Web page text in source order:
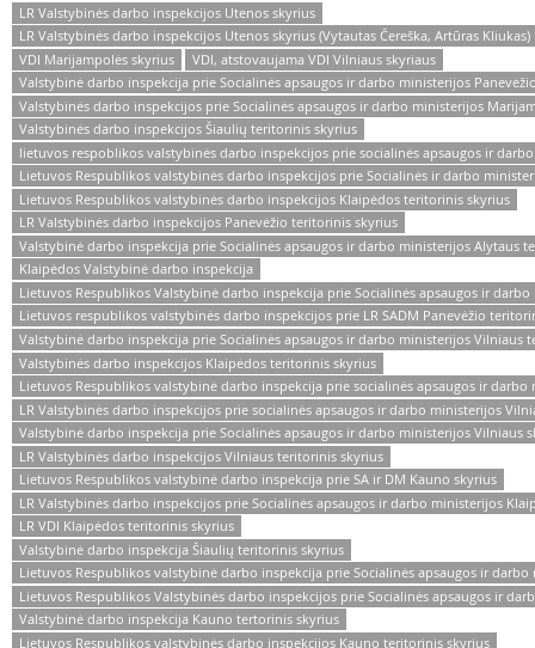
LR Valstybinės darbo inspekcijos Utenos skyrius
LR Valstybinės darbo inspekcijos Utenos skyrius (Vytautas Čereška, Artūras Kliukas)
VDI Marijampolės skyrius
VDI, atstovaujama VDI Vilniaus skyriaus
Valstybinė darbo inspekcija prie Socialinės apsaugos ir darbo ministerijos
Valstybinės darbo inspekcijos prie Socialinės apsaugos ir darbo ministerijos
Valstybinės darbo inspekcijos Šiaulių teritorinis skyrius
lietuvos respoblikos valstybinės darbo inspekcijos prie socialinės apsaugos ir
Lietuvos Respublikos valstybinės darbo inspekcijos prie Socialinės ir darbo
Lietuvos Respublikos valstybinės darbo inspekcijos Klaipėdos teritorinis skyrius
LR Valstybinės darbo inspekcijos Panevėžio teritorinis skyrius
Valstybinė darbo inspekcija prie Socialinės apsaugos ir darbo ministerijos Alytaus
Klaipėdos Valstybinė darbo inspekcija
Lietuvos Respublikos Valstybinė darbo inspekcija prie Socialinės apsaugos ir
Lietuvos respublikos valstybinės darbo inspekcijos prie LR SADM Panevėžio
Valstybinė darbo inspekcija prie Socialinės apsaugos ir darbo ministerijos Vilniaus
Valstybinės darbo inspekcijos Klaipėdos teritorinis skyrius
Lietuvos Respublikos valstybinė darbo inspekcija prie socialinės apsaugos ir
LR Valstybinės darbo inspekcijos prie socialinės apsaugos ir darbo ministerijos
Valstybinė darbo inspekcija prie Socialinės apsaugos ir darbo ministerijos Vilniaus
LR Valstybinės darbo inspekcijos Vilniaus teritorinis skyrius
Lietuvos Respublikos valstybinė darbo inspekcija prie SA ir DM Kauno skyrius
LR Valstybinės darbo inspekcijos prie Socialinės apsaugos ir darbo ministerijos
LR VDI Klaipėdos teritorinis skyrius
Valstybinė darbo inspekcija Šiaulių teritorinis skyrius
Lietuvos Respublikos valstybinė darbo inspekcija prie Socialinės apsaugos ir
Lietuvos Respublikos Valstybinės darbo inspekcijos prie Socialinės apsaugos ir
Valstybinė darbo inspekcija Kauno tertorinis skyrius
Lietuvos Respublikos valstybinės darbo inspekcijos Kauno teritorinis skyrius